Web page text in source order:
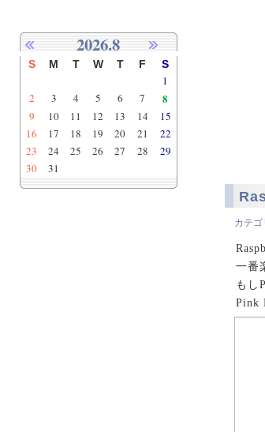
カテゴ
一番
もし
Pink
2026.8
S M T W T F S
1
2
3 4 5 6 7 8
9 10 11 12 13 14
15
16
17 18 19 20 21
22
23
24 25 26 27 28
29
30
31